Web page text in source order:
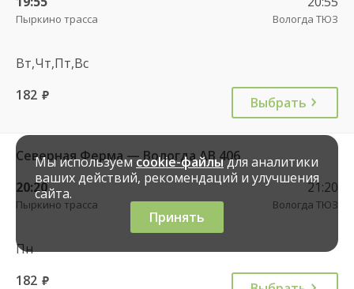
Пыркино трасса Вологда ТЮЗ
Вт,Чт,Пт,Вс
182 руб. Выбрать
Северная Ферма — Вологда АВ 406
20:20
Пыркино трасса
21:20
Вологда ТЮЗ
Пн
182 руб.
Мы используемcookie-файлыдля аналитики
ваших действий, рекомендаций и улучшения
сайта.
Принять